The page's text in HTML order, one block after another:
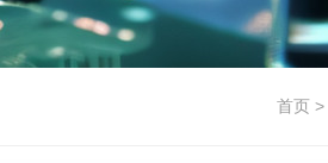
首页 >